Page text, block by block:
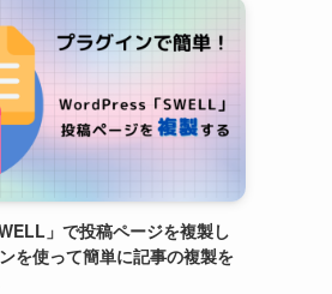
」で投稿ページを複製し
を使って簡単に記事の複製を